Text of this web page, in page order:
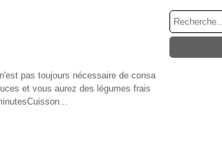
pas toujours nécessaire de consa
et vous aurez des légumes frais